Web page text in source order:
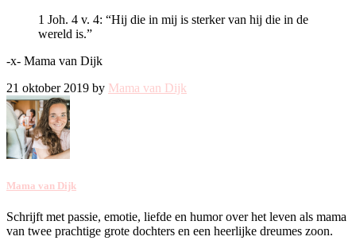
1 Joh. 4 v. 4: “Hij die in mij is sterker van hij die in de
wereld is.”
-x- Mama van Dijk
21 oktober 2019 by Mama van Dijk
Mama van Dijk
Schrijft met passie, emotie, liefde en humor over het leven als mama
van twee prachtige grote dochters en een heerlijke dreumes zoon.